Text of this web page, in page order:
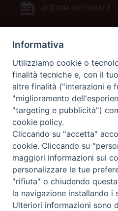
AGENDA PASTORALE
DOCUMENTI
ORARI MESSE
LITURGIA DELLE ORE
GALLERIE
GALLERIE VIDEO
Informativa
Utilizziamo cookie o
finalità tecniche e, con il
altre finalità ("interazioni e
"miglioramento
"targeting e pubblicità")
cookie policy.
Cliccando su "accetta"
cookie. Cliccando su
maggiori informazioni sui
personalizzare le tue
"rifiuta" o chiudendo
la navigazione installando i
Ulteriori informazioni sono